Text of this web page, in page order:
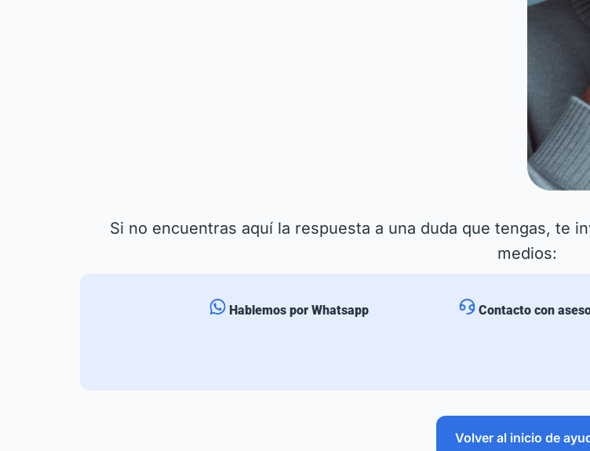
Si no encuentras aquí la respuesta a una duda que tengas, te
medios:
Hablemos por Whatsapp Contacto con
Volver al inicio de